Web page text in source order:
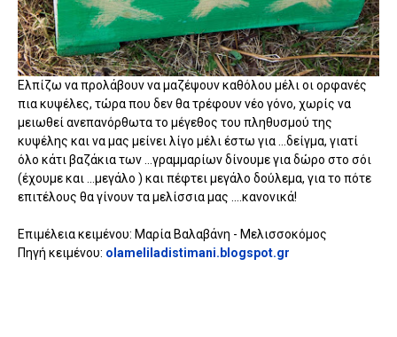
Ελπίζω να προλάβουν να μαζέψουν καθόλου μέλι οι ορφανές
πια κυψέλες, τώρα που δεν θα τρέφουν νέο γόνο, χωρίς να
μειωθεί ανεπανόρθωτα το μέγεθος του πληθυσμού της
κυψέλης και να μας μείνει λίγο μέλι έστω για ...δείγμα, γιατί
όλο κάτι βαζάκια των ...γραμμαρίων δίνουμε για δώρο στο σόι
(έχουμε και ...μεγάλο ) και πέφτει μεγάλο δούλεμα, για το πότε
επιτέλους θα γίνουν τα μελίσσια μας ....κανονικά!
Επιμέλεια κειμένου: Μαρία Βαλαβάνη - Μελισσοκόμος
Πηγή κειμένου: olameliladistimani.blogspot.gr